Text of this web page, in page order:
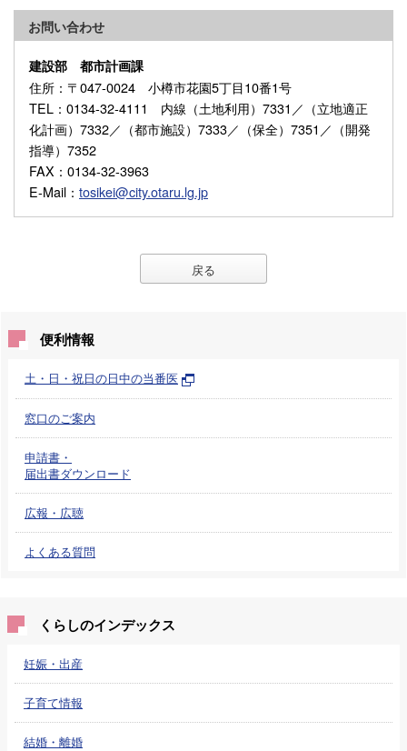
お問い合わせ
建設部 都市計画課
住所 ：〒047-0024 小樽市花園5丁目10番1号
TEL ：0134-32-4111 内線（土地利用）7331／（立地適正
化計画）7332／（都市施設）7333／（保全）7351／（開発
指導）7352
FAX ：0134-32-3963
E-Mail ： tosikei@city.otaru.lg.jp
戻る
便利情報
土・日・祝日の日中の当番医
窓口のご案内
申請書・
届出書ダウンロード
広報・広聴
よくある質問
くらしのインデックス
妊娠・出産
子育て情報
結婚・離婚